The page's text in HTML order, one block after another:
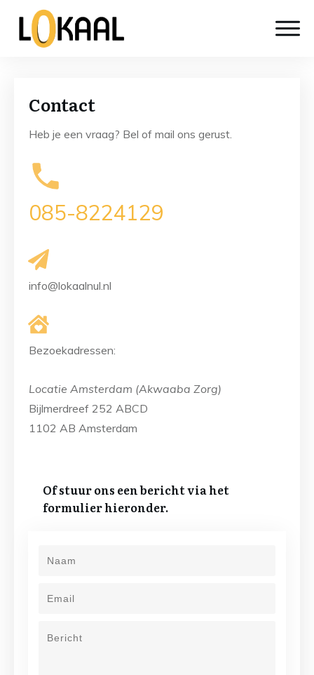
Contact
Heb je een vraag? Bel of mail ons gerust.
085-8224129
info@lokaalnul.nl
Bezoekadressen:
Locatie Amsterdam (Akwaaba Zorg)
Bijlmerdreef 252 ABCD
1102 AB Amsterdam
Of stuur ons een bericht via het
formulier hieronder.